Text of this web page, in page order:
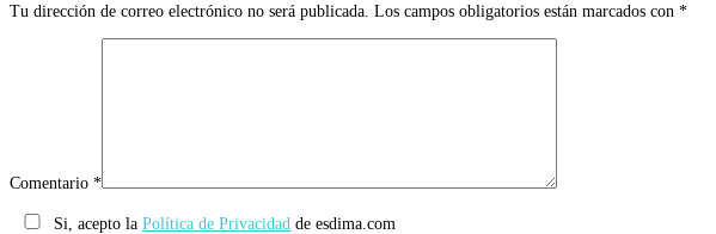
Tu dirección de correo electrónico no será publicada. Los campos obligatorios están marcados con *
Comentario *
Si, acepto la Política de Privacidad de esdima.com